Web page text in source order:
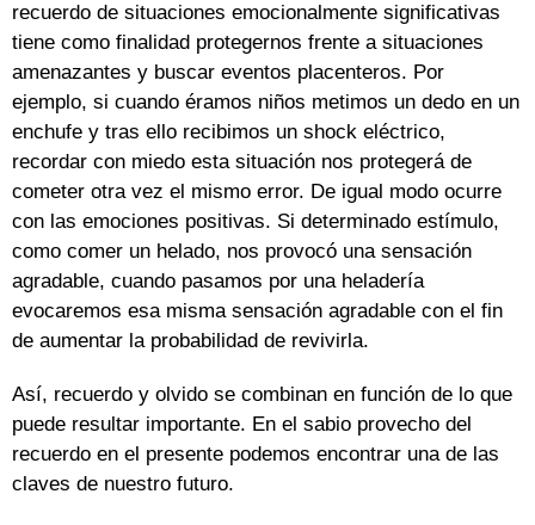
recuerdo de situaciones emocionalmente significativas
tiene como finalidad protegernos frente a situaciones
amenazantes y buscar eventos placenteros. Por
ejemplo, si cuando éramos niños metimos un dedo en un
enchufe y tras ello recibimos un shock eléctrico,
recordar con miedo esta situación nos protegerá de
cometer otra vez el mismo error. De igual modo ocurre
con las emociones positivas. Si determinado estímulo,
como comer un helado, nos provocó una sensación
agradable, cuando pasamos por una heladería
evocaremos esa misma sensación agradable con el fin
de aumentar la probabilidad de revivirla.
Así, recuerdo y olvido se combinan en función de lo que
puede resultar importante. En el sabio provecho del
recuerdo en el presente podemos encontrar una de las
claves de nuestro futuro.